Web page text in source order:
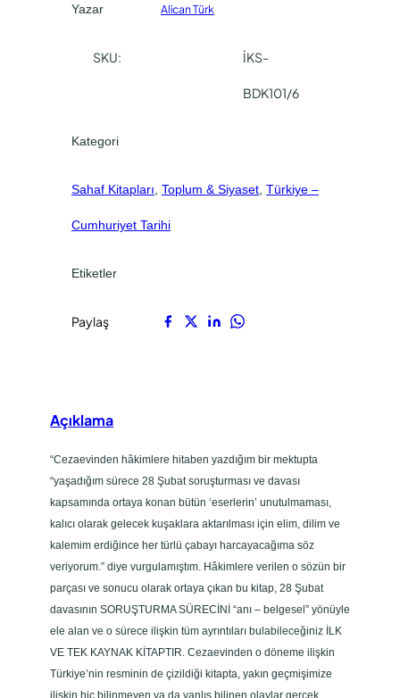
0
.
Yazar Alican Türk
SKU: İKS-
BDK101/6
Kategori
Sahaf Kitapları Toplum & Siyaset Türkiye –
Cumhuriyet Tarihi
Etiketler
Paylaş
Açıklama
“Cezaevinden hâkimlere hitaben yazdığım bir mektupta
“yaşadığım sürece 28 Şubat soruşturması ve davası
kapsamında ortaya konan bütün ‘eserlerin’ unutulmaması,
kalıcı olarak gelecek kuşaklara aktarılması için elim, dilim ve
kalemim erdiğince her türlü çabayı harcayacağıma söz
veriyorum.” diye vurgulamıştım. Hâkimlere verilen o sözün bir
parçası ve sonucu olarak ortaya çıkan bu kitap, 28 Şubat
davasının SORUŞTURMA SÜRECİNİ “anı – belgesel” yönüyle
ele alan ve o sürece ilişkin tüm ayrıntıları bulabileceğiniz İLK
VE TEK KAYNAK KİTAPTIR. Cezaevinden o döneme ilişkin
Türkiye’nin resminin de çizildiği kitapta, yakın geçmişimize